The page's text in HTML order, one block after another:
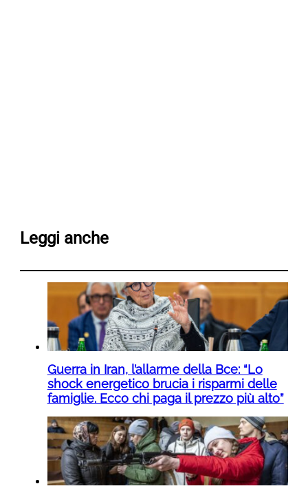
Leggi anche
Guerra in Iran, l’allarme della Bce: “Lo
shock energetico brucia i risparmi delle
famiglie. Ecco chi paga il prezzo più alto”